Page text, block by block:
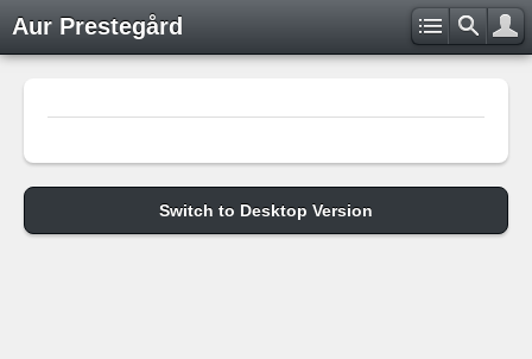
Aur Prestegård
Switch to Desktop Version